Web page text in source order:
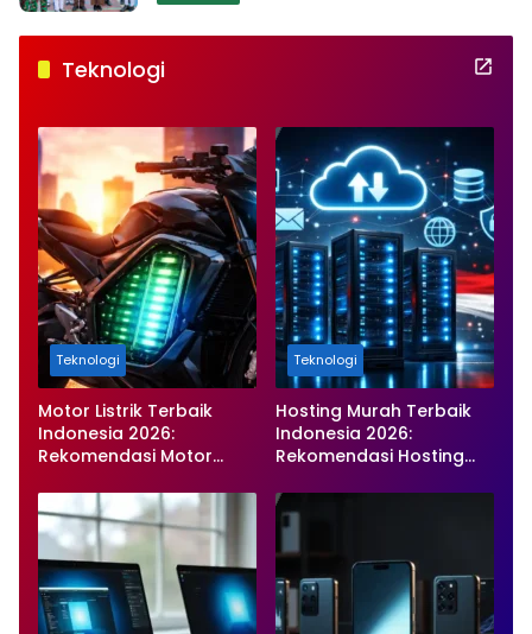
Teknologi
Teknologi
Motor Listrik Terbaik
Indonesia 2026:
Rekomendasi Motor
Ramah Lingkungan
Teknologi
Hosting Murah Terbaik
Indonesia 2026:
Rekomendasi Hosting
Harga Terjangkau